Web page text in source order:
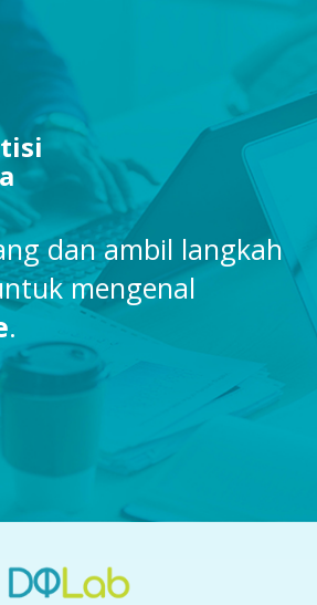
dan ambil langkah
mengenal
.